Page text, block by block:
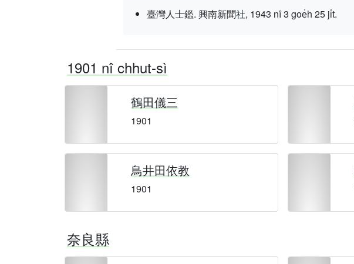
臺灣人士鑑. 興南新聞社, 1943 nî 3 goe̍h 25 ji̍t.
1901 nî chhut-sì
鶴田儀三
1901
鳥井田依教
1901
奈良縣